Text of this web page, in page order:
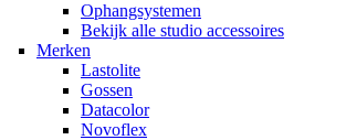
Ophangsystemen
Bekijk alle studio accessoires
Merken
Lastolite
Gossen
Datacolor
Novoflex